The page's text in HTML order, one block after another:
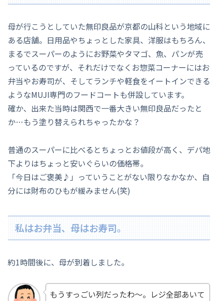
母が行こうとしていた無印良品が京都の山科という地域に
ある店舗。日用品やちょっとした家具、洋服はもちろん、
まるでスーパーのようにお野菜やタマゴ、魚、パンが売
っているのですが、それだけでなくお惣菜コーナーにはお
弁当やお寿司が、そしてランチや軽食をイートインできる
ようなMUJI専門のフードコートも併設しています。
確か、出来た当時は関西で一番大きい無印良品だったと
か…もう塗り替えられちゃったかな？
普通のスーパーに比べるとちょっとお値段が高く、デパ地
下よりはちょっと安いぐらいの価格帯。
「今日はご褒美♪」っていうことがない限りなかなか、自
分には財布のひもが緩みません(笑)
私はお弁当、母はお寿司。
約1時間後に、母が到着しました。
もうすっごい列だったわ～。レジ全部あいて